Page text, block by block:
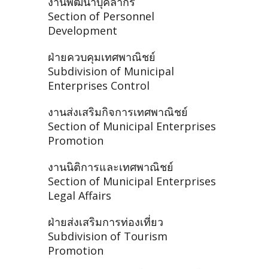
Section of Personnel
Development
ฝ่ายควบคุมเทศพาณิชย์
Subdivision of Municipal
Enterprises Control
งานส่งเสริมกิจการเทศพาณิชย์
Section of Municipal Enterprises
Promotion
งานนิติการและเทศพาณิชย์
Section of Municipal Enterprises
Legal Affairs
ฝ่ายส่งเสริมการท่องเที่ยว
Subdivision of Tourism
Promotion